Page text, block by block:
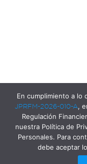
En cumplimiento a lo
JPRFM-2026-010-A,
Regulación
nuestra Política de
Personales. Para
debe aceptar